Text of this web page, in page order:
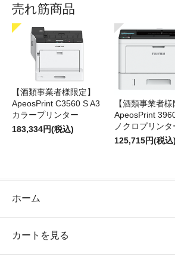
売れ筋商品
【酒類事業者様限定】
ApeosPrint C3560 S A3
カラープリンター
183,334円(税込)
【酒類事業者様
ApeosPrint
ノクロプリンタ
125,715円(税込)
ホーム
カートを見る